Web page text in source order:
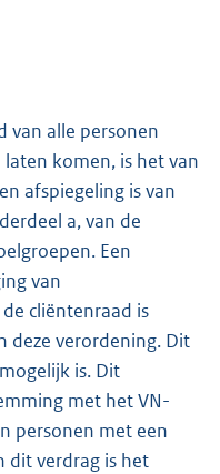
van alle personen
komen, is het van
afspiegeling is van
a, van de
Een
van
cliëntenraad is
deze verordening. Dit
is. Dit
met het VN-
personen met een
dit verdrag is het